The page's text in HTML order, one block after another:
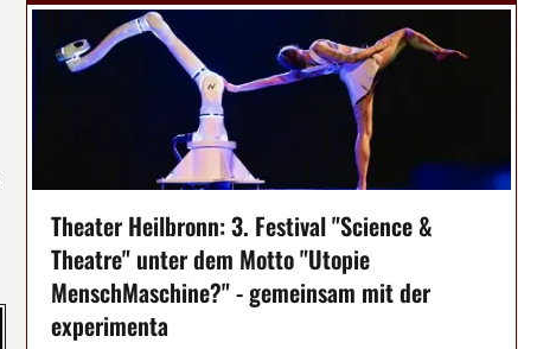
Theater Heilbronn: 3. Festival "Science &
Theatre" unter dem Motto "Utopie
MenschMaschine?" - gemeinsam mit der
experimenta